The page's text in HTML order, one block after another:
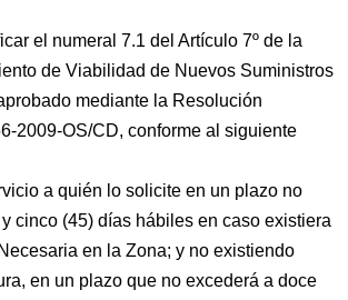
el numeral 7.1 del Artículo 7º de la
de Viabilidad de Nuevos Suministros
mediante la Resolución
2009-OS/CD, conforme al siguiente
a quién lo solicite en un plazo no
cinco (45) días hábiles en caso existiera
en la Zona; y no existiendo
en un plazo que no excederá a doce